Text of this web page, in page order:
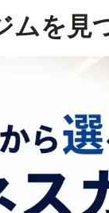
ムを見